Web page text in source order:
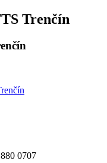
Trenčín
0707